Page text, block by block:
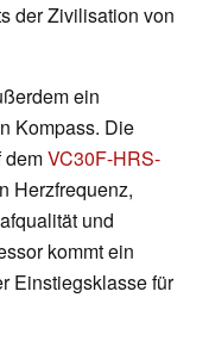
der Zivilisation von
ein
Kompass. Die
demVC30F-HRS-
Herzfrequenz,
und
kommt ein
Einstiegsklasse für